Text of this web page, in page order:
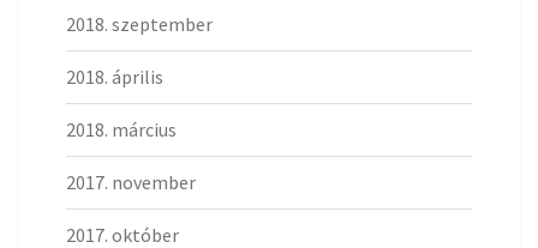
2018. szeptember
2018. április
2018. március
2017. november
2017. október